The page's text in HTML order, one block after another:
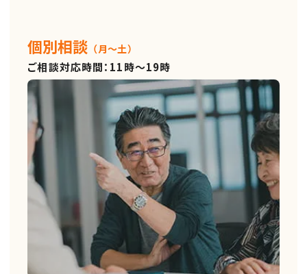
個別相談 （月～土）
ご相談対応時間：11時～19時